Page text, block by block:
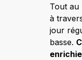
Tout au
à
jour
basse.